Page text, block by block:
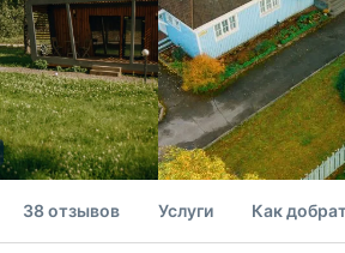
38 отзывов Услуги Как